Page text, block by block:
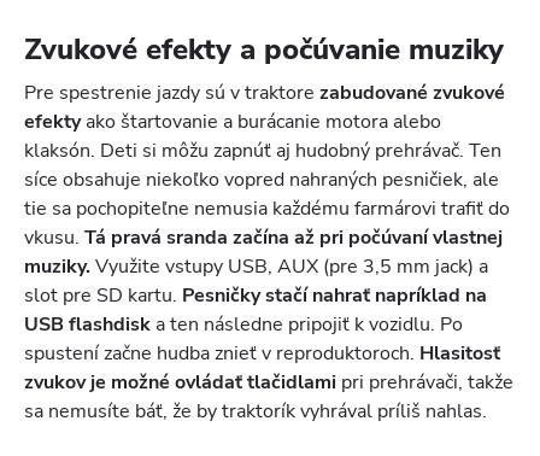
Zvukové efekty a počúvanie muziky
Pre spestrenie jazdy sú v traktore zabudované zvukové
efektyako štartovanie a burácanie motora alebo
klaksón. Deti si môžu zapnúť aj hudobný prehrávač. Ten
síce obsahuje niekoľko vopred nahraných pesničiek, ale
tie sa pochopiteľne nemusia každému farmárovi trafiť do
vkusu. Tá pravá sranda začína až pri počúvaní vlastnej
muziky.Využite vstupy USB, AUX (pre 3,5 mm jack) a
slot pre SD kartu. Pesničky stačí nahrať napríklad na
USB flashdiska ten následne pripojiť k vozidlu. Po
spustení začne hudba znieť v reproduktoroch. Hlasitosť
zvukov je možné ovládať tlačidlami pri prehrávači, takže
sa nemusíte báť, že by traktorík vyhrával príliš nahlas.